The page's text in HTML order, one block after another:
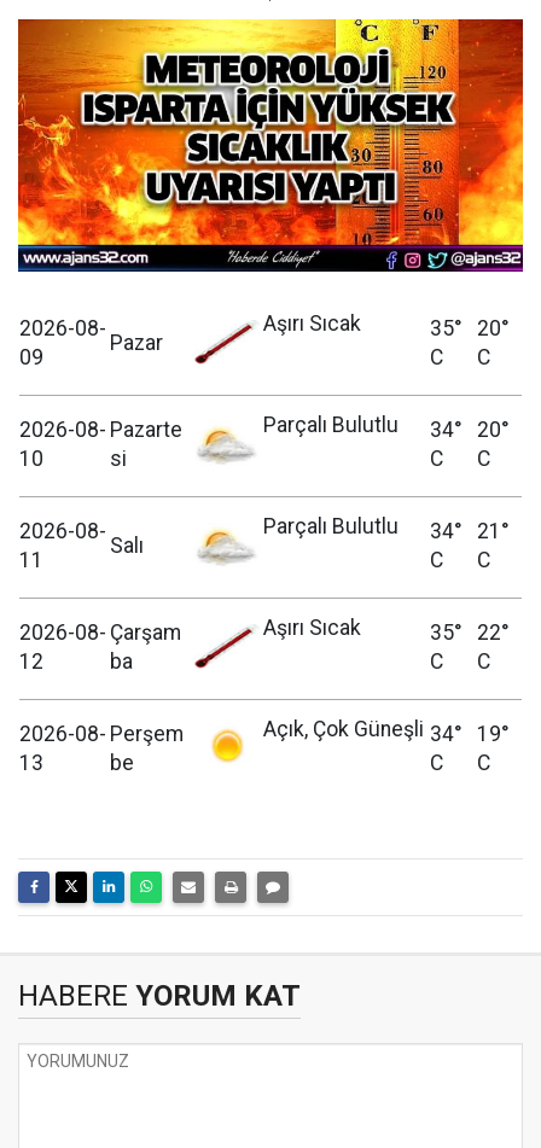
2026-08-
09
Pazar
Aşırı Sıcak
35°
C
20°
C
2026-08-
10
Pazarte
si
Parçalı Bulutlu
34°
C
20°
C
2026-08-
11
Salı
Parçalı Bulutlu
34°
C
21°
C
2026-08-
12
Çarşam
ba
Aşırı Sıcak
35°
C
22°
C
2026-08-
13
Perşem
be
Açık, Çok Güneşli 34°
C
19°
C
HABERE YORUM KAT